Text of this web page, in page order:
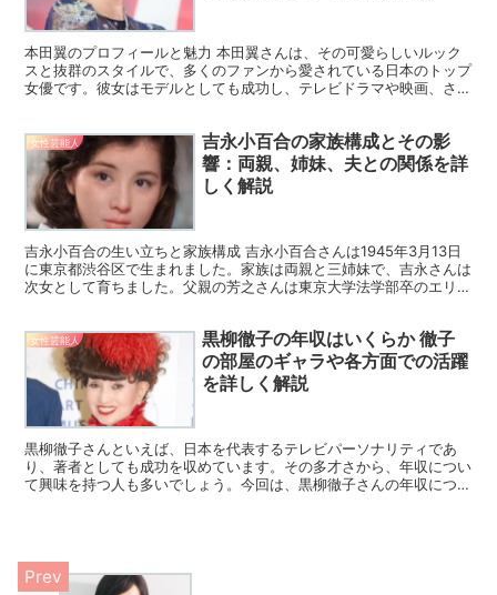
本田翼のプロフィールと魅力 本田翼さんは、その可愛らしいルック
スと抜群のスタイルで、多くのファンから愛されている日本のトップ
女優です。彼女はモデルとしても成功し、テレビドラマや映画、さら
女性芸能人
吉永小百合の家族構成とその影
響：両親、姉妹、夫との関係を詳
しく解説
吉永小百合の生い立ちと家族構成 吉永小百合さんは1945年3月13日
に東京都渋谷区で生まれました。家族は両親と三姉妹で、吉永さんは
次女として育ちました。父親の芳之さんは東京大学法学部卒のエリー
女性芸能人
黒柳徹子の年収はいくらか 徹子
の部屋のギャラや各方面での活躍
を詳しく解説
黒柳徹子さんといえば、日本を代表するテレビパーソナリティであ
り、著者としても成功を収めています。その多才さから、年収につい
て興味を持つ人も多いでしょう。今回は、黒柳徹子さんの年収につい